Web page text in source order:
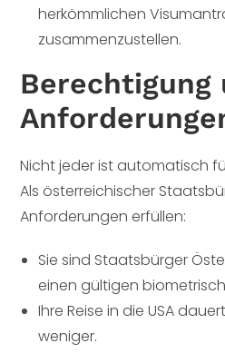
herkömmlichen
zusammenzustellen.
Berechtigung
Nicht jeder ist automatisch
Als österreichischer
Anforderungen erfüllen:
Sie sind Staatsbürger
einen gültigen
Ihre Reise in die USA
weniger.